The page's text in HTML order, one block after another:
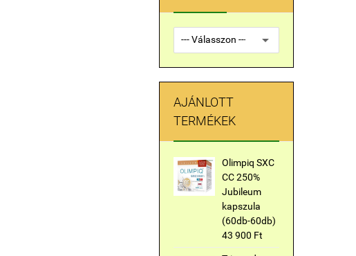
AJÁNLOTT
TERMÉKEK
Olimpiq SXC
CC 250%
Jubileum
kapszula
(60db-60db)
43 900 Ft